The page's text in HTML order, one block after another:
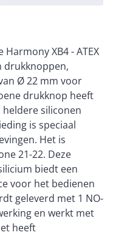
XB4 - ATEX
drukknoppen,
Ø 22 mm voor
drukknop heeft
siliconen
is speciaal
Het is
21-22. Deze
biedt een
voor het bedienen
geleverd met 1 NO-
en werkt met
heeft